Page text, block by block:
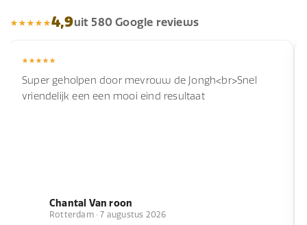
4,9uit 580 Google reviews
Super geholpen door mevrouw de Jongh<br>Snel
vriendelijk een een mooi eind resultaat
Chantal Van roon
Rotterdam · 7 augustus 2026